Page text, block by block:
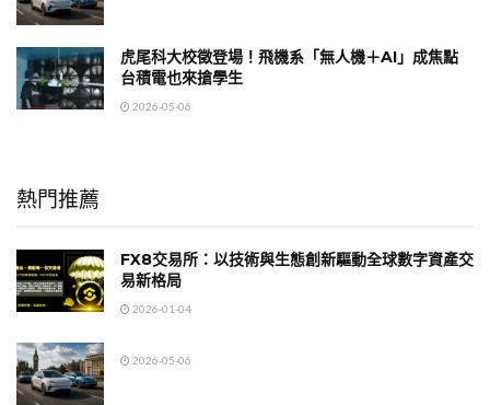
虎尾科大校徵登場！飛機系「無人機＋AI」成焦點
台積電也來搶學生
2026-05-06
熱門推薦
FX8交易所：以技術與生態創新驅動全球數字資產交
易新格局
2026-01-04
2026-05-06